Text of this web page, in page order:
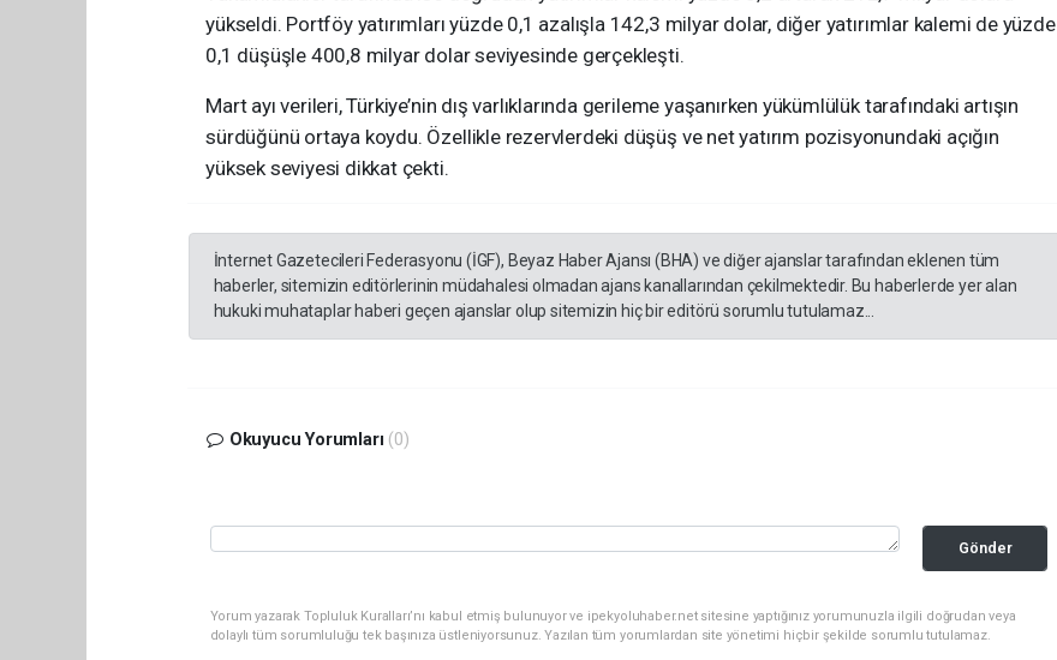
yükseldi. Portföy yatırımları yüzde 0,1 azalışla 142,3 milyar dolar, diğer yatırımlar kalemi de yüzde
0,1 düşüşle 400,8 milyar dolar seviyesinde gerçekleşti.
Mart ayı verileri, Türkiye’nin dış varlıklarında gerileme yaşanırken yükümlülük tarafındaki artışın
sürdüğünü ortaya koydu. Özellikle rezervlerdeki düşüş ve net yatırım pozisyonundaki açığın
yüksek seviyesi dikkat çekti.
İnternet Gazetecileri Federasyonu (İGF), Beyaz Haber Ajansı (BHA) ve diğer ajanslar tarafından eklenen tüm
haberler, sitemizin editörlerinin müdahalesi olmadan ajans kanallarından çekilmektedir. Bu haberlerde yer alan
hukuki muhataplar haberi geçen ajanslar olup sitemizin hiç bir editörü sorumlu tutulamaz...
Okuyucu Yorumları (0)
Gönder
Yorum yazarak Topluluk Kuralları’nı kabul etmiş bulunuyor ve ipekyoluhaber.net sitesine yaptığınız yorumunuzla ilgili doğrudan veya
dolaylı tüm sorumluluğu tek başınıza üstleniyorsunuz. Yazılan tüm yorumlardan site yönetimi hiçbir şekilde sorumlu tutulamaz.